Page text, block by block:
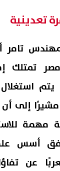
تعدينية
تامر
تمتلك
استغلال
إلى أن
مهمة
أسس
عن